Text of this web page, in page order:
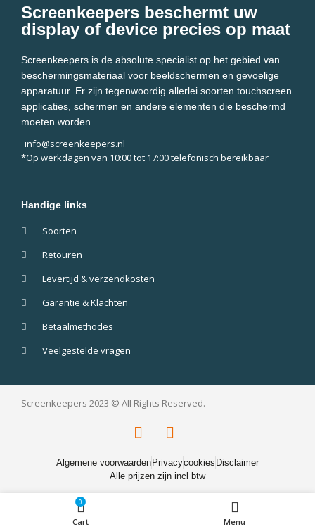
Screenkeepers beschermt uw
display of device precies op maat
Screenkeepers is de absolute specialist op het gebied van
beschermingsmateriaal voor beeldschermen en gevoelige
apparatuur. Er zijn tegenwoordig allerlei soorten touchscreen
applicaties, schermen en andere elementen die beschermd
moeten worden.
info@screenkeepers.nl
*Op werkdagen van 10:00 tot 17:00 telefonisch bereikbaar
Handige links
Soorten
Retouren
Levertijd & verzendkosten
Garantie & Klachten
Betaalmethodes
Veelgestelde vragen
Screenkeepers 2023 © All Rights Reserved.
Algemene voorwaarden Privacycookies Disclaimer
Alle prijzen zijn incl btw
0
Cart Menu